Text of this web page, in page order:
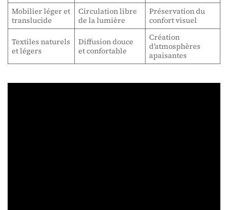
Mobilier léger et
translucide
Circulation libre
de la lumière
Préservation du
confort visuel
Textiles naturels
et légers
Diffusion douce
et confortable
Création
d’atmosphères
apaisantes